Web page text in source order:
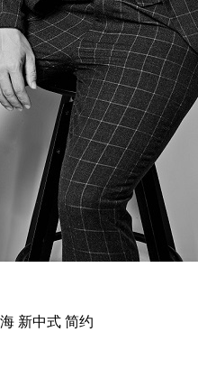
新中式 简约